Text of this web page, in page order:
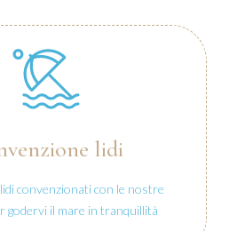
lidi
convenzionati con le nostre
godervi il mare in tranquillità